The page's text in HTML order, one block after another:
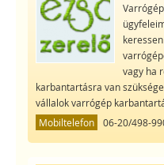
vagy ha
karbantartásra van
vállalok varrógép
Mobiltelefon 06-20/498-